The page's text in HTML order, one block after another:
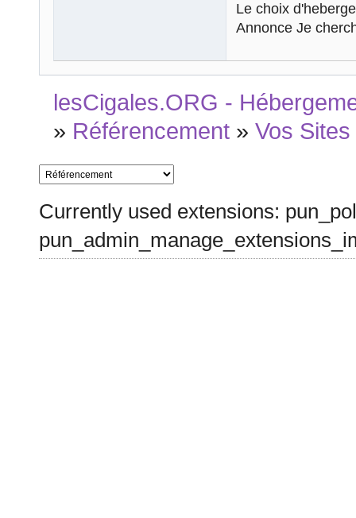
Le choix
Annonce Je
lesCigales.ORG -
» Référencement »Vos Sites
Currently used extensions: